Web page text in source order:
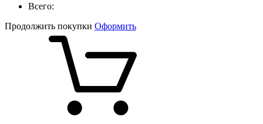
Всего:
Продолжить покупки Оформить